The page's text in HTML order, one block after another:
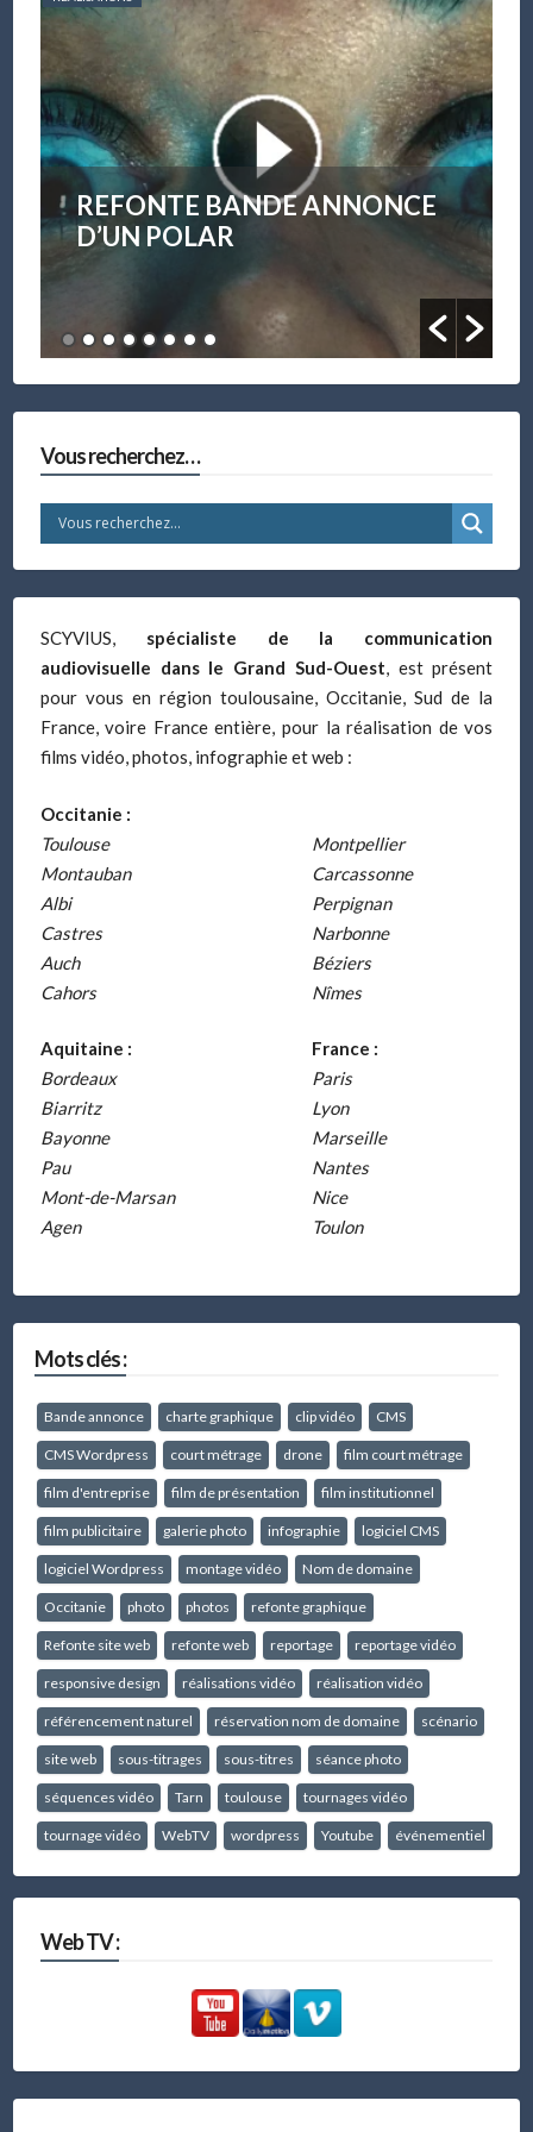
OBJECTIF À OUVERTURE
F/0.95
Vous recherchez…
SCYVIUS, spécialiste de la communication
audiovisuelle dans le Grand Sud-Ouest, est présent
pour vous en région toulousaine, Occitanie, Sud de la
France, voire France entière, pour la réalisation de vos
films vidéo, photos, infographie et web :
Occitanie :
Toulouse
Montauban
Albi
Castres
Auch
Cahors
Montpellier
Carcassonne
Perpignan
Narbonne
Béziers
Nîmes
Aquitaine :
Bordeaux
Biarritz
Bayonne
Pau
Mont-de-Marsan
Agen
France :
Paris
Lyon
Marseille
Nantes
Nice
Toulon
Mots clés :
Bande annonce charte graphique clip vidéo CMS
CMS Wordpress court métrage drone film court métrage
film d'entreprise film de présentation film institutionnel
film publicitaire galerie photo infographie logiciel CMS
logiciel Wordpress montage vidéo Nom de domaine
Occitanie photo photos refonte graphique
Refonte site web refonte web reportage reportage vidéo
responsive design réalisations vidéo réalisation vidéo
référencement naturel réservation nom de domaine scénario
site web sous-titrages sous-titres séance photo
séquences vidéo Tarn toulouse tournages vidéo
tournage vidéo WebTV wordpress Youtube événementiel
Web TV :